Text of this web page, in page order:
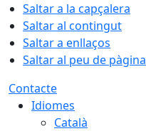
Saltar a la capçalera
Saltar al contingut
Saltar a enllaços
Saltar al peu de pàgina
Contacte
Idiomes
Català